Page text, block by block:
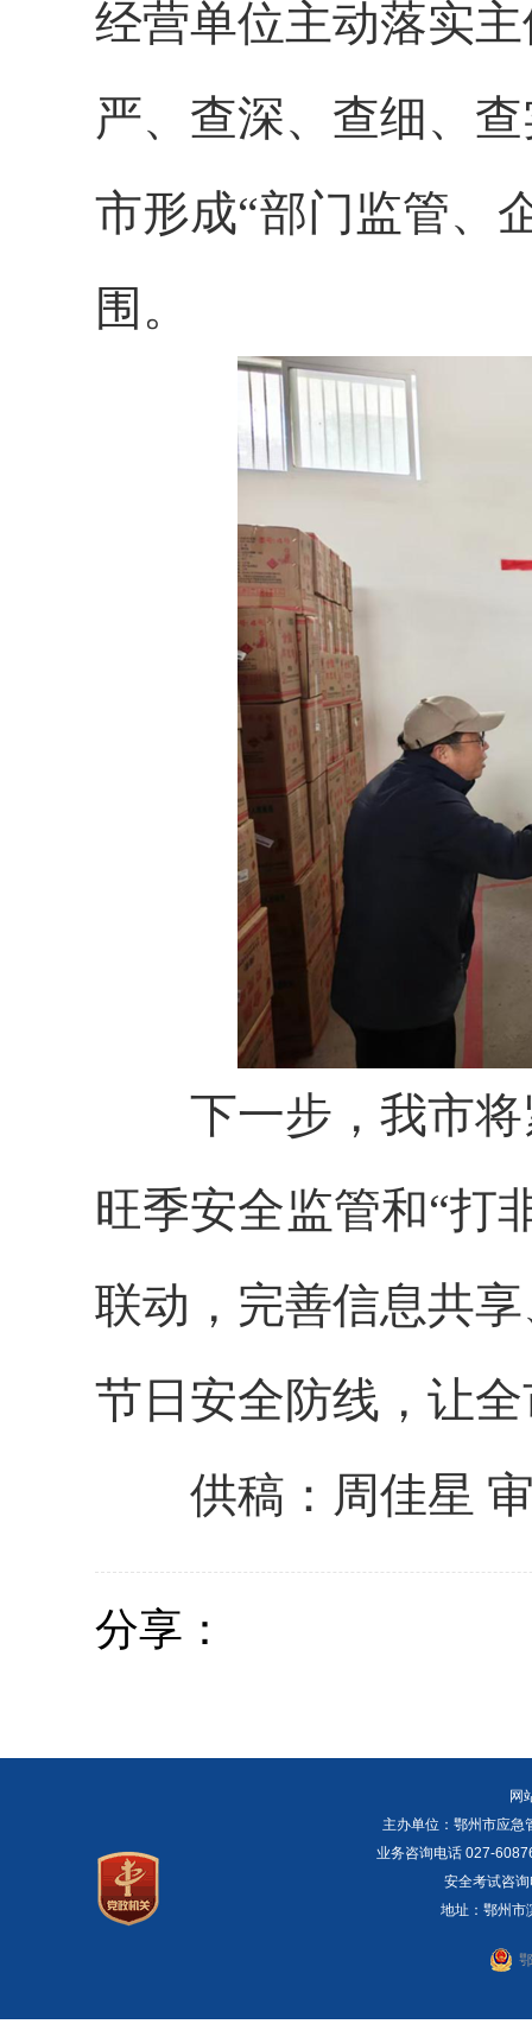
经营单位主动落实
严、查深、查细、
市形成“部门监管、
围。
下一步，我市将
旺季安全监管和“打
联动，完善信息共
节日安全防线，让
供稿：周佳星
分享：
网
主办单位：鄂州市应
业务咨询电话 027-
安全考试咨
地址：鄂州市